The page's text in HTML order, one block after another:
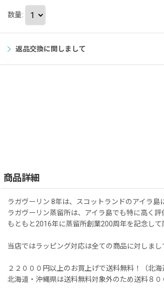
数量:
返品交換に関しまして
商品詳細
ラガヴーリン 8年は、スコットランドのアイラ島
ラガヴーリン蒸留所は、アイラ島でも特に高く
もともと2016年に蒸留所創業200周年を記念し
当店ではラッピング対応は全ての商品に対しまし
２２０００円以上のお買上げで送料無料！（北海
北海道・沖縄県は送料無料対象外のため送料８０